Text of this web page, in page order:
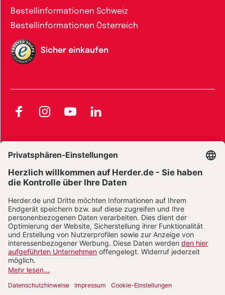
Bestellinformationen Schweiz
Bestellinformationen Österreich
Sicher einkaufen
FacebookInstagramYouTubeLinkedIn
Widerrufsbelehrung E-Books
Widerrufsbelehrung Zeitschriften Datenschutz
Datenschutz Social Media Barrierefreiheit
Vertrag widerrufen